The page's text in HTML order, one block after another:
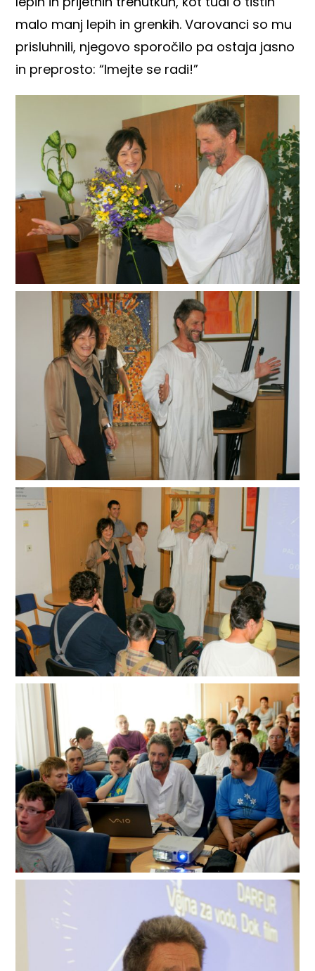
malo manj lepih in grenkih. Varovanci so mu
prisluhnili, njegovo sporočilo pa ostaja jasno
in preprosto: “Imejte se radi!”